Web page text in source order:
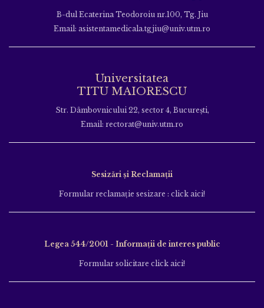
B-dul Ecaterina Teodoroiu nr.100, Tg. Jiu
Email: asistentamedicala.tgjiu@univ.utm.ro
Universitatea
TITU MAIORESCU
Str. Dâmbovnicului 22, sector 4, București,
Email: rectorat@univ.utm.ro
Sesizări și Reclamații
Formular reclamație sesizare : click aici!
Legea 544/2001 - Informații de interes public
Formular solicitare click aici!